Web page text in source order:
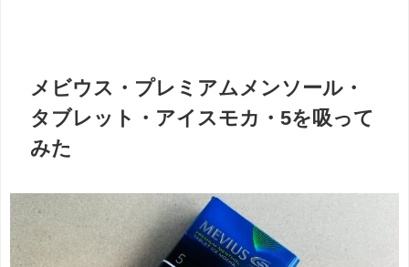
メビウス・プレミアムメンソール・
タブレット・アイスモカ・5を吸って
みた